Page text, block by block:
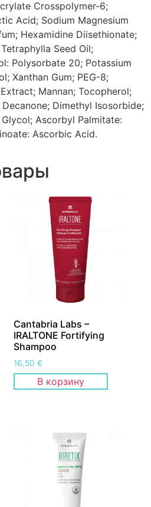
Crosspolymer-6;
Acid; Sodium Magnesium
Hexamidine Diisethionate;
Seed Oil;
Polysorbate 20; Potassium
Xanthan Gum; PEG-8;
Mannan; Tocopherol;
Dimethyl Isosorbide;
Ascorbyl Palmitate:
Ascorbic Acid.
Cantabria Labs –
IRALTONE Fortifying
Shampoo
16,50€
В корзину